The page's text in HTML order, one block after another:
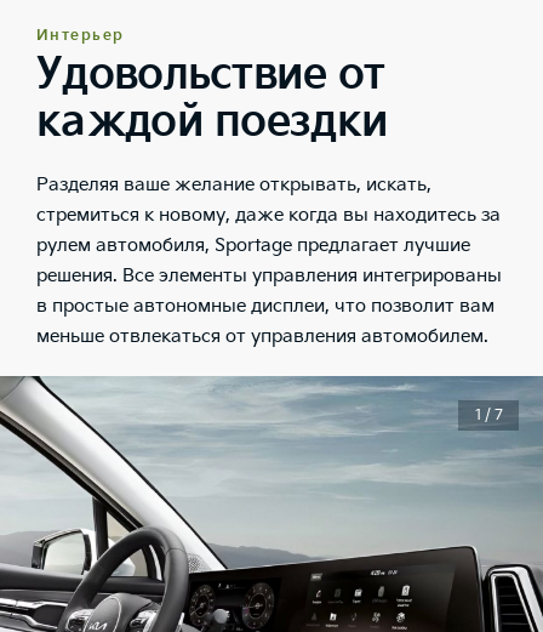
Интерьер
Удовольствие от
каждой поездки
Разделяя ваше желание открывать, искать,
стремиться к новому, даже когда вы находитесь за
рулем автомобиля, Sportage предлагает лучшие
решения. Все элементы управления интегрированы
в простые автономные дисплеи, что позволит вам
меньше отвлекаться от управления автомобилем.
1 / 7